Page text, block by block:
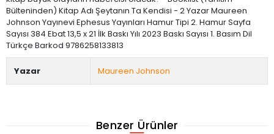
Bülteninden) Kitap Adı Şeytanın Ta Kendisi - 2 Yazar Maureen
Johnson Yayınevi Ephesus Yayınları Hamur Tipi 2. Hamur Sayfa
Sayısı 384 Ebat 13,5 x 21 İlk Baskı Yılı 2023 Baskı Sayısı 1. Basım Dil
Türkçe Barkod 9786258133813
Yazar Maureen Johnson
Benzer Ürünler